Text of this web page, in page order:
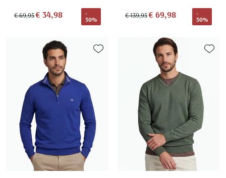
€ 69,95€ 34,98
-
50%
€ 139,95€ 69,98
-
50%
Toevoegen aan favorieten